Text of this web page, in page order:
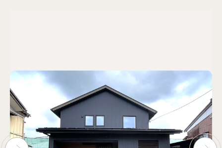
個人情報保護方針
© KASHIUCHI CONSTRUCTION CO.,LTD